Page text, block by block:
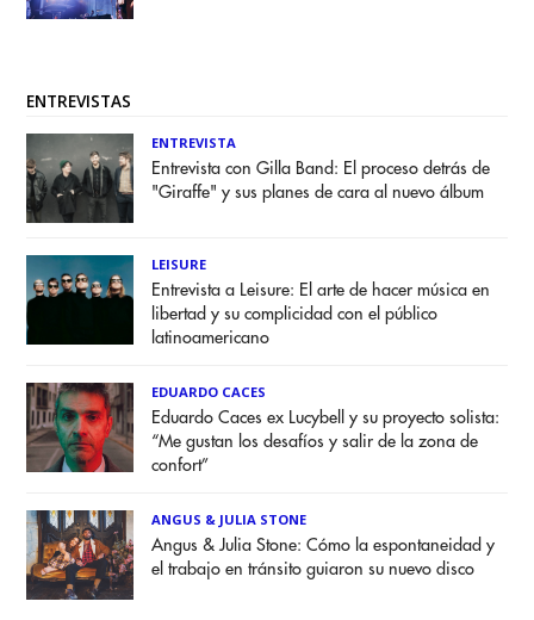
ENTREVISTAS
ENTREVISTA
Entrevista con Gilla Band: El proceso detrás de
"Giraffe" y sus planes de cara al nuevo álbum
LEISURE
Entrevista a Leisure: El arte de hacer música en
libertad y su complicidad con el público
latinoamericano
EDUARDO CACES
Eduardo Caces ex Lucybell y su proyecto solista:
“Me gustan los desafíos y salir de la zona de
confort”
ANGUS & JULIA STONE
Angus & Julia Stone: Cómo la espontaneidad y
el trabajo en tránsito guiaron su nuevo disco